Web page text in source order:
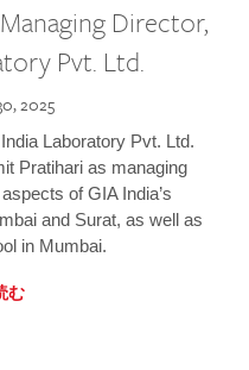
Director,
Pvt. Ltd.
2025
Laboratory Pvt. Ltd.
Pratihari as managing
of GIA India’s
and Surat, as well as
in Mumbai.
む